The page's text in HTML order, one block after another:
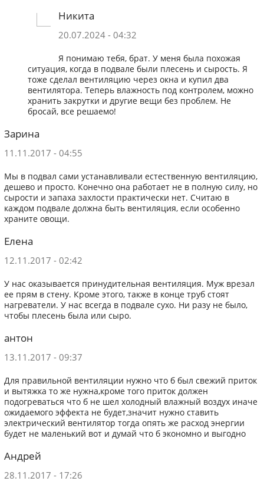
Никита
20.07.2024 - 04:32
Я понимаю тебя, брат. У меня была похожая
ситуация, когда в подвале были плесень и сырость. Я
тоже сделал вентиляцию через окна и купил два
вентилятора. Теперь влажность под контролем, можно
хранить закрутки и другие вещи без проблем. Не
бросай, все решаемо!
Зарина
11.11.2017 - 04:55
Мы в подвал сами устанавливали естественную вентиляцию,
дешево и просто. Конечно она работает не в полную силу, но
сырости и запаха захлости практически нет. Считаю в
каждом подвале должна быть вентиляция, если особенно
храните овощи.
Елена
12.11.2017 - 02:42
У нас оказывается принудительная вентиляция. Муж врезал
ее прям в стену. Кроме этого, также в конце труб стоят
нагреватели. У нас всегда в подвале сухо. Ни разу не было,
чтобы плесень была или сыро.
антон
13.11.2017 - 09:37
Для правильной вентиляции нужно что б был свежий приток
и вытяжка то же нужна,кроме того приток должен
подогреваться что б не шел холодный влажный воздух иначе
ожидаемого эффекта не будет,значит нужно ставить
электрический вентилятор тогда опять же расход энергии
будет не маленький вот и думай что б экономно и выгодно
Андрей
28.11.2017 - 17:26